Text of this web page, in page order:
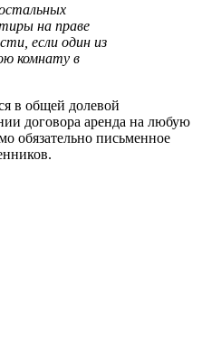
на праве
если один из
комнату в
в общей долевой
договора аренда на любую
обязательно письменное